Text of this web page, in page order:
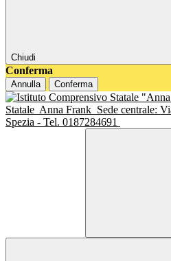
Chiudi
Conferma
Annulla Conferma
Statale Anna Frank Sede centrale:
Spezia - Tel. 0187284691